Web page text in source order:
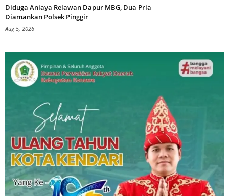
Diduga Aniaya Relawan Dapur MBG, Dua Pria
Diamankan Polsek Pinggir
Aug 5, 2026